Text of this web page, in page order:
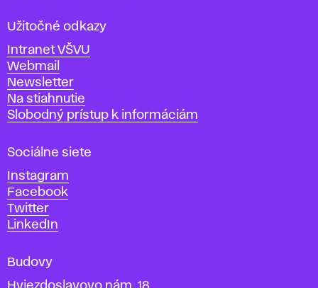
a
ý
t
v
a
r
ý
c
h
u
m
e
í
v
Užitočné odkazy
Intranet VŠVU
Webmail
Newsletter
Na stiahnutie
Slobodný prístup k informáciám
Sociálne siete
Instagram
Facebook
Twitter
LinkedIn
Budovy